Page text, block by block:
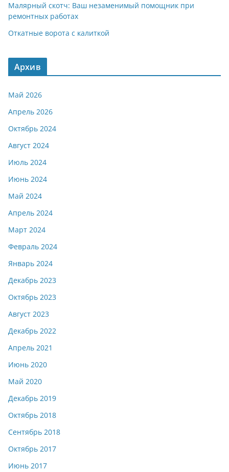
Малярный скотч: Ваш незаменимый помощник при
ремонтных работах
Откатные ворота с калиткой
Архив
Май 2026
Апрель 2026
Октябрь 2024
Август 2024
Июль 2024
Июнь 2024
Май 2024
Апрель 2024
Март 2024
Февраль 2024
Январь 2024
Декабрь 2023
Октябрь 2023
Август 2023
Декабрь 2022
Апрель 2021
Июнь 2020
Май 2020
Декабрь 2019
Октябрь 2018
Сентябрь 2018
Октябрь 2017
Июнь 2017